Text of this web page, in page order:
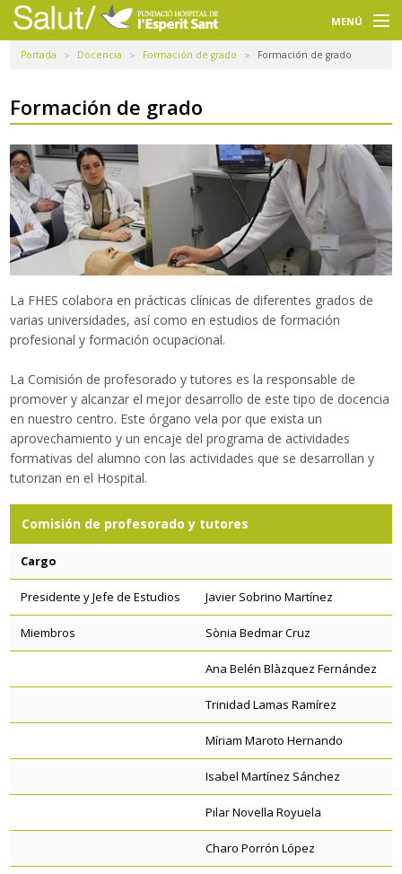
Navegación
principal
MENÚ
Usuarios
Profesionales
Docencia
Investigación
La FHES
Intranet
Selecciona un idioma
Buscador
Traductor
Portada Docencia Formación de grado Formación de grado
Formación de grado
La FHES colabora en prácticas clínicas de diferentes grados de
varias universidades, así como en estudios de formación
profesional y formación ocupacional.
La Comisión de profesorado y tutores es la responsable de
promover y alcanzar el mejor desarrollo de este tipo de docencia
en nuestro centro. Este órgano vela por que exista un
aprovechamiento y un encaje del programa de actividades
formativas del alumno con las actividades que se desarrollan y
tutorizan en el Hospital.
Comisión de profesorado y tutores
Cargo
Presidente y Jefe de Estudios Javier Sobrino Martínez
Miembros Sònia Bedmar Cruz
Ana Belén Blàzquez Fernández
Trinidad Lamas Ramírez
Míriam Maroto Hernando
Isabel Martínez Sánchez
Pilar Novella Royuela
Charo Porrón López